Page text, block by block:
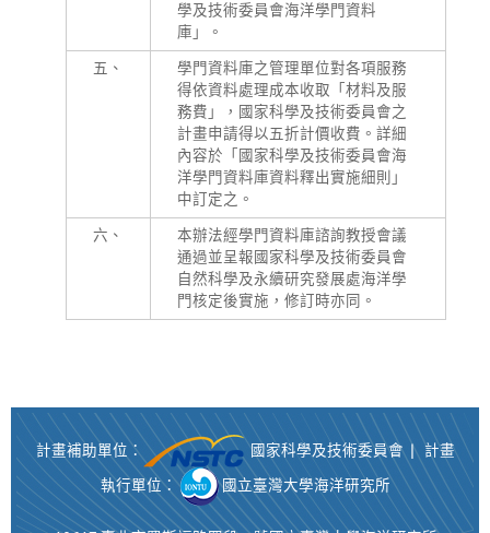
學及技術委員會海洋學門資料
庫」。
五、
學門資料庫之管理單位對各項服務
得依資料處理成本收取「材料及服
務費」，國家科學及技術委員會之
計畫申請得以五折計價收費。詳細
內容於「國家科學及技術委員會海
洋學門資料庫資料釋出實施細則」
中訂定之。
六、
本辦法經學門資料庫諮詢教授會議
通過並呈報國家科學及技術委員會
自然科學及永續研究發展處海洋學
門核定後實施，修訂時亦同。
計畫補助單位：
國家科學及技術委員會 | 計畫
執行單位：
國立臺灣大學海洋研究所